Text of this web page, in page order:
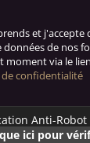
et
de nos
moment via le
confidentialité
Anti-Robot
ici pour